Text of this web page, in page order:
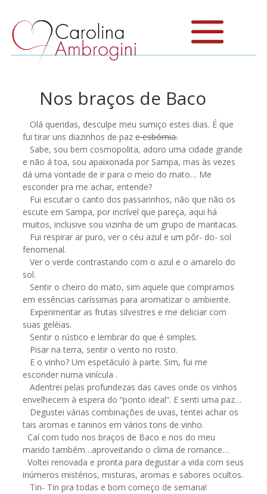
Nos braços de Baco
Olá queridas, desculpe meu sumiço estes dias. É que
fui tirar uns diazinhos de paze esbórnia.
Sabe, sou bem cosmopolita, adoro uma cidade grande
e não á toa, sou apaixonada por Sampa, mas às vezes
dá uma vontade de ir para o meio do mato… Me
esconder pra me achar, entende?
Fui escutar o canto dos passarinhos, não que não os
escute em Sampa, por incrível que pareça, aqui há
muitos, inclusive sou vizinha de um grupo de maritacas.
Fui respirar ar puro, ver o céu azul e um pôr- do- sol
fenomenal.
Ver o verde contrastando com o azul e o amarelo do
sol.
Sentir o cheiro do mato, sim aquele que compramos
em essências caríssimas para aromatizar o ambiente.
Experimentar as frutas silvestres e me deliciar com
suas geléias.
Sentir o rústico e lembrar do que é simples.
Pisar na terra, sentir o vento no rosto.
E o vinho? Um espetáculo à parte. Sim, fui me
esconder numa vinícula .
Adentrei pelas profundezas das caves onde os vinhos
envelhecem à espera do “ponto ideal”. E senti uma paz…
Degustei várias combinações de uvas, tentei achar os
tais aromas e taninos em vários tons de vinho.
Caí com tudo nos braços de Baco e nos do meu
marido também…aproveitando o clima de romance…
Voltei renovada e pronta para degustar a vida com seus
inúmeros mistérios, misturas, aromas e sabores ocultos.
Tin- Tin pra todas e bom começo de semana!